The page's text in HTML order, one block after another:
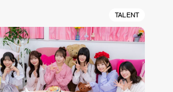
TALENT